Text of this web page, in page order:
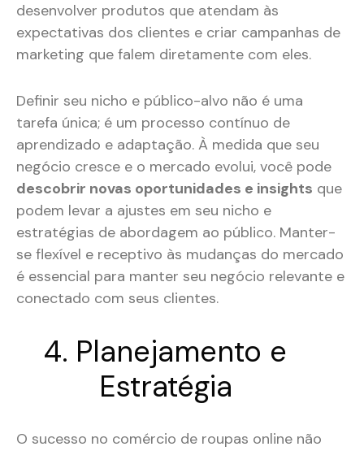
desenvolver produtos que atendam às
expectativas dos clientes e criar campanhas de
marketing que falem diretamente com eles.
Definir seu nicho e público-alvo não é uma
tarefa única; é um processo contínuo de
aprendizado e adaptação. À medida que seu
negócio cresce e o mercado evolui, você pode
descobrir novas oportunidades e insights que
podem levar a ajustes em seu nicho e
estratégias de abordagem ao público. Manter-
se flexível e receptivo às mudanças do mercado
é essencial para manter seu negócio relevante e
conectado com seus clientes.
4. Planejamento e
Estratégia
O sucesso no comércio de roupas online não